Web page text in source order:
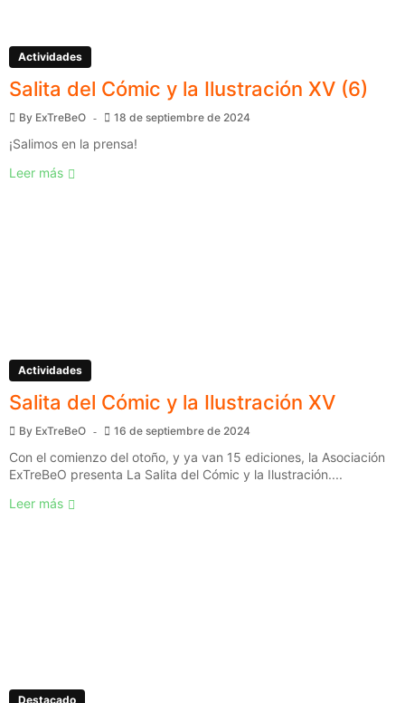
Actividades
Salita del Cómic y la Ilustración XV (6)
By ExTreBeO 18 de septiembre de 2024
¡Salimos en la prensa!
Leer más
Actividades
Salita del Cómic y la Ilustración XV
By ExTreBeO 16 de septiembre de 2024
Con el comienzo del otoño, y ya van 15 ediciones, la Asociación
ExTreBeO presenta La Salita del Cómic y la Ilustración....
Leer más
Destacado